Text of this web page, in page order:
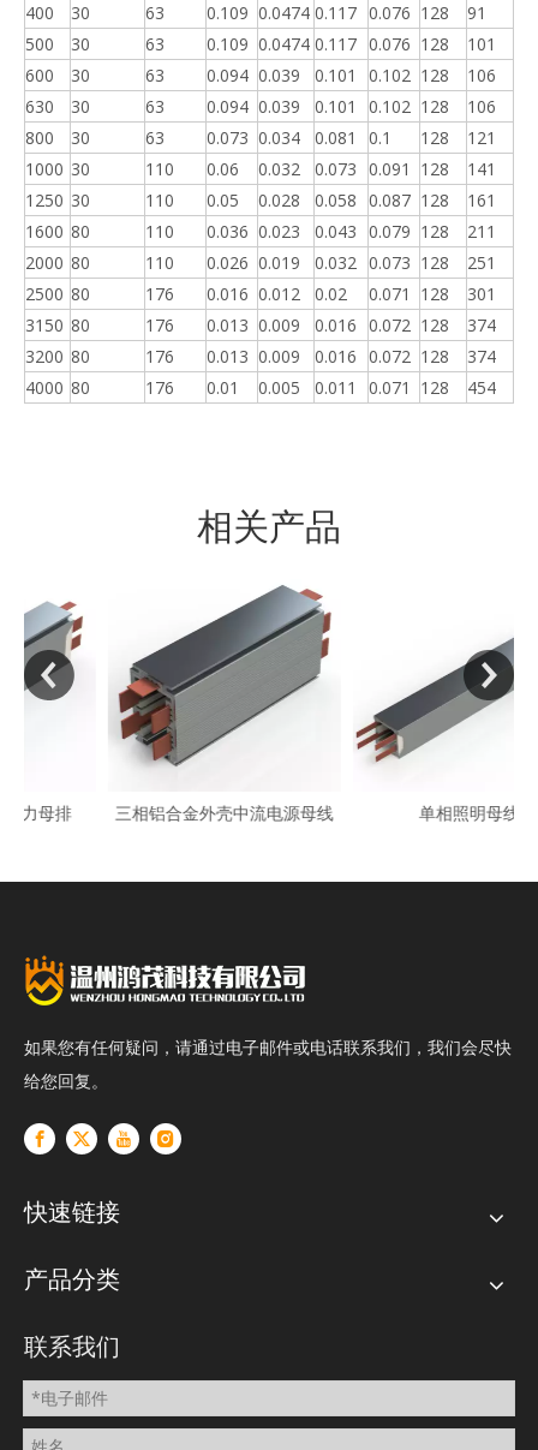
400
30 63 0.109 0.0474 0.117 0.076 128
91
500
30 63 0.109 0.0474 0.117 0.076 128
101
600
30 63 0.094 0.039 0.101 0.102 128
106
630
30 63 0.094 0.039 0.101 0.102 128
106
800
30 63 0.073 0.034 0.081 0.1 128
121
1000 30 110 0.06 0.032 0.073 0.091 128
141
1250 30 110 0.05 0.028 0.058 0.087 128
161
1600 80 110 0.036 0.023 0.043 0.079 128
211
2000 80 110 0.026 0.019 0.032 0.073 128
251
2500 80 176 0.016 0.012 0.02 0.071 128
301
3150 80 176 0.013 0.009 0.016 0.072 128
374
3200 80 176 0.013 0.009 0.016 0.072 128
374
4000 80 176 0.01 0.005 0.011 0.071 128 454
相关产品
三相铝合金外壳中流电源母线 单相照明母线
如果您有任何疑问，请通过电子邮件或电话联系我们，我们会尽快
给您回复。
快速链接
产品分类
联系我们